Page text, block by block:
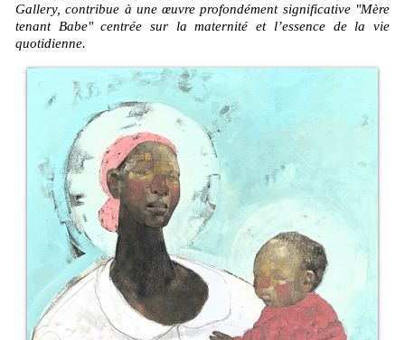
Gallery, contribue à une œuvre profondément significative "Mère
tenant Babe" centrée sur la maternité et l’essence de la vie
quotidienne.